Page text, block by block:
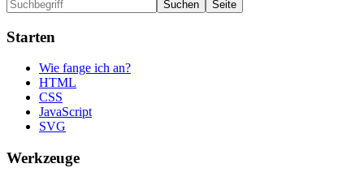
Starten
Wie fange ich an?
HTML
CSS
JavaScript
SVG
Werkzeuge